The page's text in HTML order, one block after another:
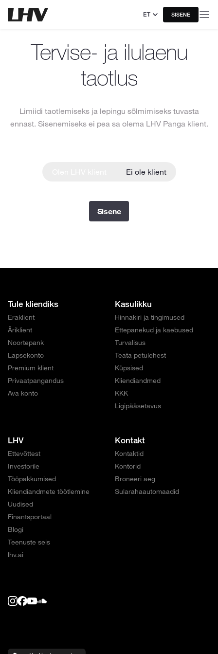
ET SISENE
Tervise- ja ilulaenu
taotlus
Limiidi taotlemiseks ja lepingu sõlmimiseks tuvasta
ennast. Sisenemiseks ei pea sa olema LHV Panga klient.
Ei ole klient
Sisene
Tule kliendiks
Eraklient
Äriklient
Noortepank
Lapsekonto
Premium klient
Privaatpangandus
Ava konto
Kasulikku
Hinnakiri ja tingimused
Ettepanekud ja kaebused
Turvalisus
Teata petulehest
Küpsised
Kliendiandmed
KKK
Ligipääsetavus
LHV
Ettevõttest
Investorile
Tööpakkumised
Kliendiandmete töötlemine
Uudised
Finantsportaal
Blogi
Teenuste seis
lhv.ai
Kontakt
Kontaktid
Kontorid
Broneeri aeg
Sularahaautomaadid